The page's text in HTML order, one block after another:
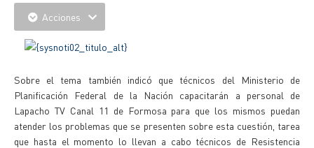
Acciones
Sobre el tema también indicó que técnicos del Ministerio de
Planificación Federal de la Nación capacitarán a personal de
Lapacho TV Canal 11 de Formosa para que los mismos puedan
atender los problemas que se presenten sobre esta cuestión, tarea
que hasta el momento lo llevan a cabo técnicos de Resistencia